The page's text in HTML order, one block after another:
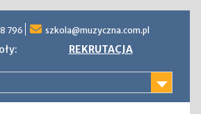
796 szkola@muzyczna.com.pl
REKRUTACJA